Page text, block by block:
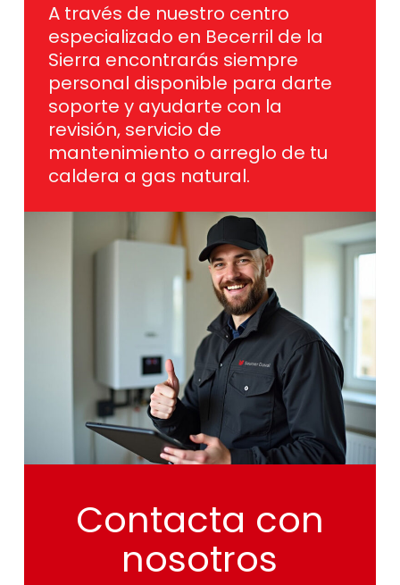
A través de nuestro centro
especializado en Becerril de la
Sierra encontrarás siempre
personal disponible para darte
soporte y ayudarte con la
revisión, servicio de
mantenimiento o arreglo de tu
caldera a gas natural.
Contacta con
nosotros